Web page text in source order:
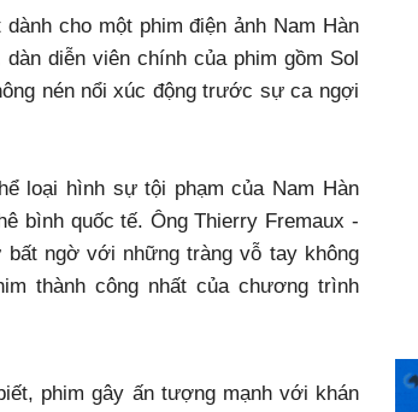
cho một phim điện ảnh Nam Hàn
diễn viên chính của phim gồm Sol
nén nổi xúc động trước sự ca ngợi
loại hình sự tội phạm của Nam Hàn
bình quốc tế. Ông Thierry Fremaux -
ngờ với những tràng vỗ tay không
thành công nhất của chương trình
phim gây ấn tượng mạnh với khán